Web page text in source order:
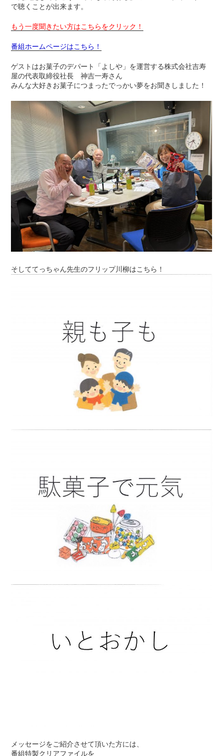
で聴くことが出来ます。
もう一度聞きたい方はこちらをクリック！
番組ホームページはこちら！
ゲストはお菓子のデパート「よしや」を運営する株式会社吉寿
屋の代表取締役社長 神吉一寿さん
みんな大好きお菓子につまったでっかい夢をお聞きしました！
そしててっちゃん先生のフリップ川柳はこちら！
メッセージをご紹介させて頂いた方には、
番組特製クリアファイルを